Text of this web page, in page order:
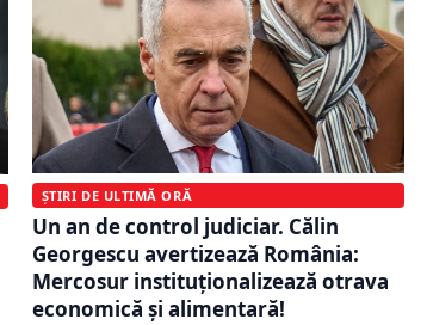
ȘTIRI DE ULTIMĂ ORĂ
Un an de control judiciar. Călin
Georgescu avertizează România:
Mercosur instituționalizează otrava
economică și alimentară!